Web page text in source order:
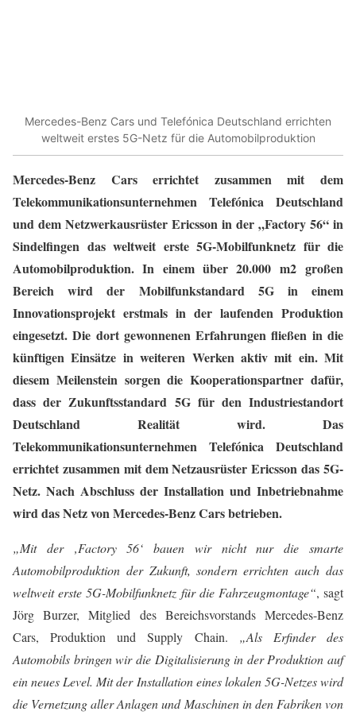
Mercedes-Benz Cars und Telefónica Deutschland errichten
weltweit erstes 5G-Netz für die Automobilproduktion
Mercedes-Benz Cars errichtet zusammen mit dem
Telekommunikationsunternehmen Telefónica Deutschland
und dem Netzwerkausrüster Ericsson in der „Factory 56“ in
Sindelfingen das weltweit erste 5G-Mobilfunknetz für die
Automobilproduktion. In einem über 20.000 m2 großen
Bereich wird der Mobilfunkstandard 5G in einem
Innovationsprojekt erstmals in der laufenden Produktion
eingesetzt. Die dort gewonnenen Erfahrungen fließen in die
künftigen Einsätze in weiteren Werken aktiv mit ein. Mit
diesem Meilenstein sorgen die Kooperationspartner dafür,
dass der Zukunftsstandard 5G für den Industriestandort
Deutschland Realität wird. Das
Telekommunikationsunternehmen Telefónica Deutschland
errichtet zusammen mit dem Netzausrüster Ericsson das 5G-
Netz. Nach Abschluss der Installation und Inbetriebnahme
wird das Netz von Mercedes-Benz Cars betrieben.
„Mit der ‚Factory 56‘ bauen wir nicht nur die smarte
Automobilproduktion der Zukunft, sondern errichten auch das
weltweit erste 5G-Mobilfunknetz für die Fahrzeugmontage“, sagt
Jörg Burzer, Mitglied des Bereichsvorstands Mercedes-Benz
Cars, Produktion und Supply Chain. „Als Erfinder des
Automobils bringen wir die Digitalisierung in der Produktion auf
ein neues Level. Mit der Installation eines lokalen 5G-Netzes wird
die Vernetzung aller Anlagen und Maschinen in den Fabriken von